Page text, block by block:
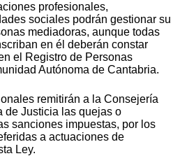
profesionales,
sociales podrán gestionar su
mediadoras, aunque todas
en él deberán constar
el Registro de Personas
Autónoma de Cantabria.
remitirán a la Consejería
de Justicia las quejas o
sanciones impuestas, por los
a actuaciones de
Ley.